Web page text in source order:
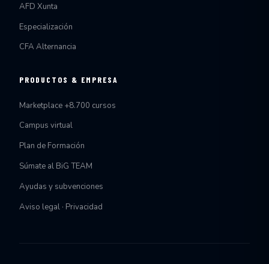
AFD Xunta
Especialización
CFA Alternancia
PRODUCTOS & EMPRESA
Marketplace +8.700 cursos
Campus virtual
Plan de Formación
Súmate al BiG TEAM
Ayudas y subvenciones
Aviso legal · Privacidad